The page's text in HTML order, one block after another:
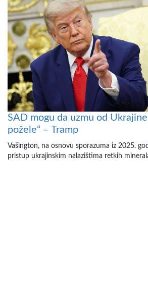
SAD mogu da uzmu od Ukrajine
požele“ – Tramp
Vašington, na osnovu sporazuma iz 2025.
pristup ukrajinskim nalazištima retkih